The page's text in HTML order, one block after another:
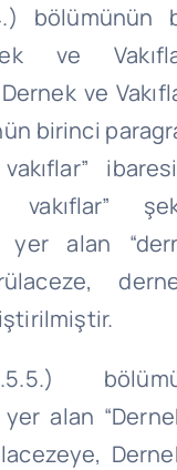
bölümünün
ve
ve
birinci
yer alan
alan